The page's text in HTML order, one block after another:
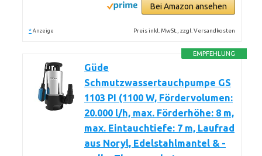
Bei Amazon ansehen
* Anzeige Preis inkl. MwSt., zzgl. Versandkosten
EMPFEHLUNG
Güde
Schmutzwassertauchpumpe GS
1103 PI (1100 W, Fördervolumen:
20.000 l/h, max. Förderhöhe: 8 m,
max. Eintauchtiefe: 7 m, Laufrad
aus Noryl, Edelstahlmantel & -